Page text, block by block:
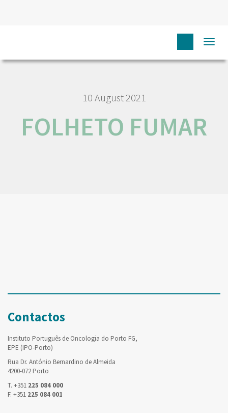
10 August 2021
FOLHETO FUMAR
Contactos
Instituto Português de Oncologia do Porto FG,
EPE (IPO-Porto)
Rua Dr. António Bernardino de Almeida
4200-072 Porto
T. +351 225 084 000
F. +351 225 084 001